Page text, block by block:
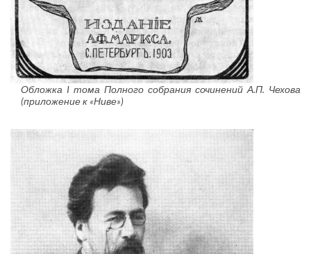
Обложка I тома Полного собрания сочинений А.П. Чехова
(приложение к «Ниве»)